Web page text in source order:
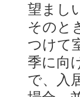
望まし
そのと
つけて
季に向
で、入